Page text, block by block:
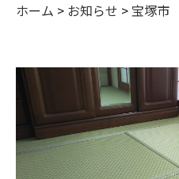
ホーム > お知らせ >宝塚